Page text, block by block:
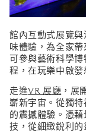
館內互動式展覽
味體驗，為全家
可參與藝術科學
程，在玩樂中啟發
走進VR 展廳 ，展
嶄新宇宙。從獨
的震撼體驗。憑
技，從細緻銳利